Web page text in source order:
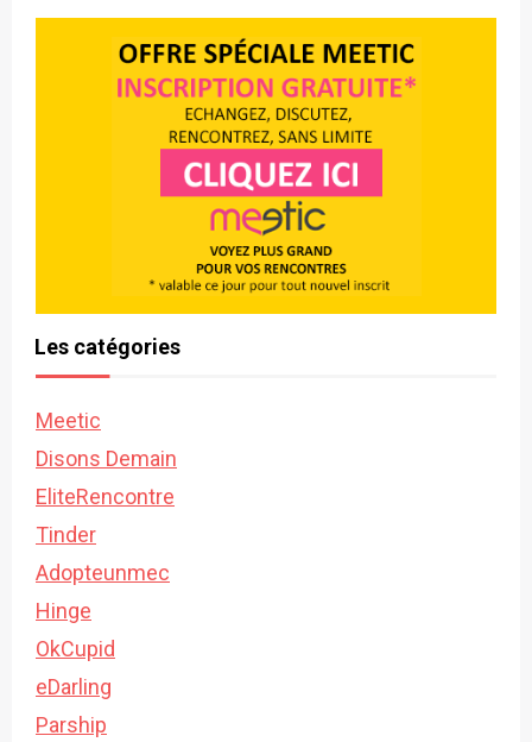
Les catégories
Meetic
Disons Demain
EliteRencontre
Tinder
Adopteunmec
Hinge
OkCupid
eDarling
Parship